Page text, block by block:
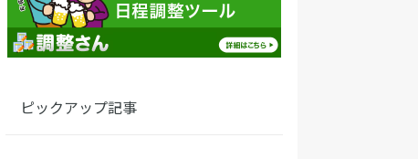
ピックアップ記事